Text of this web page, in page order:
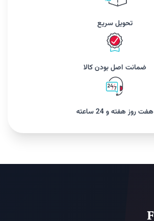
تحویل سریع
ضمانت اصل بودن کالا
هفت روز هفته و 24 ساعته